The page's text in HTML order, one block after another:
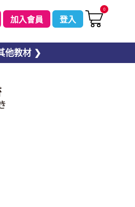
加入會員 登入
0
他教材 ❯